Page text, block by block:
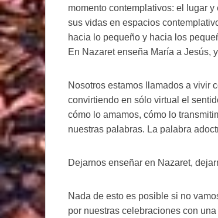
momento contemplativos: el lugar
sus vidas en espacios
hacia lo pequeño y hacia los
En Nazaret enseña María a Jesús,
Nosotros estamos llamados a vivir
convirtiendo en sólo virtual el
cómo lo amamos, cómo lo
nuestras palabras. La palabra
Dejarnos enseñar en Nazaret,
Nada de esto es posible si no
por nuestras celebraciones con